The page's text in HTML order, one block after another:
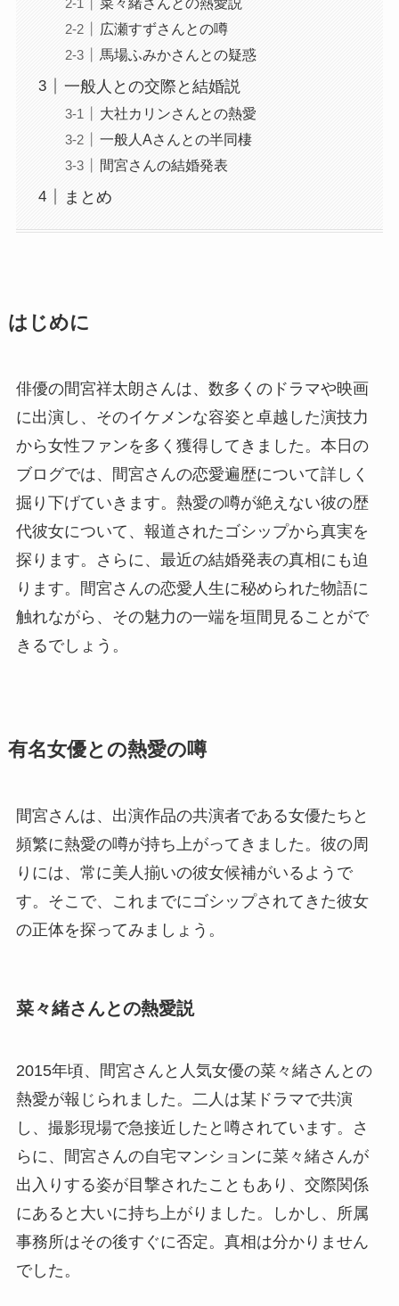
広瀬すずさんとの噂
馬場ふみかさんとの疑惑
一般人との交際と結婚説
大社カリンさんとの熱愛
一般人Aさんとの半同棲
間宮さんの結婚発表
まとめ
はじめに
俳優の間宮祥太朗さんは、数多くのドラマや映画
に出演し、そのイケメンな容姿と卓越した演技力
から女性ファンを多く獲得してきました。本日の
ブログでは、間宮さんの恋愛遍歴について詳しく
掘り下げていきます。熱愛の噂が絶えない彼の歴
代彼女について、報道されたゴシップから真実を
探ります。さらに、最近の結婚発表の真相にも迫
ります。間宮さんの恋愛人生に秘められた物語に
触れながら、その魅力の一端を垣間見ることがで
きるでしょう。
有名女優との熱愛の噂
間宮さんは、出演作品の共演者である女優たちと
頻繁に熱愛の噂が持ち上がってきました。彼の周
りには、常に美人揃いの彼女候補がいるようで
す。そこで、これまでにゴシップされてきた彼女
の正体を探ってみましょう。
菜々緒さんとの熱愛説
2015年頃、間宮さんと人気女優の菜々緒さんとの
熱愛が報じられました。二人は某ドラマで共演
し、撮影現場で急接近したと噂されています。さ
らに、間宮さんの自宅マンションに菜々緒さんが
出入りする姿が目撃されたこともあり、交際関係
にあると大いに持ち上がりました。しかし、所属
事務所はその後すぐに否定。真相は分かりません
でした。